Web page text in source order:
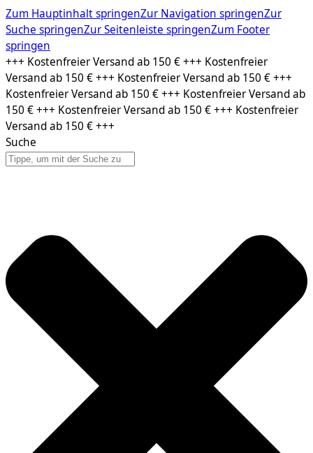
Zum Hauptinhalt springenZur Navigation springenZur
Suche springenZur Seitenleiste springenZum Footer
springen
Zum
Inhalt
springen
+++ Kostenfreier Versand ab 150 € +++ Kostenfreier
Versand ab 150 € +++ Kostenfreier Versand ab 150 € +++
Kostenfreier Versand ab 150 € +++ Kostenfreier Versand ab
150 € +++ Kostenfreier Versand ab 150 € +++ Kostenfreier
Versand ab 150 € +++
Suche